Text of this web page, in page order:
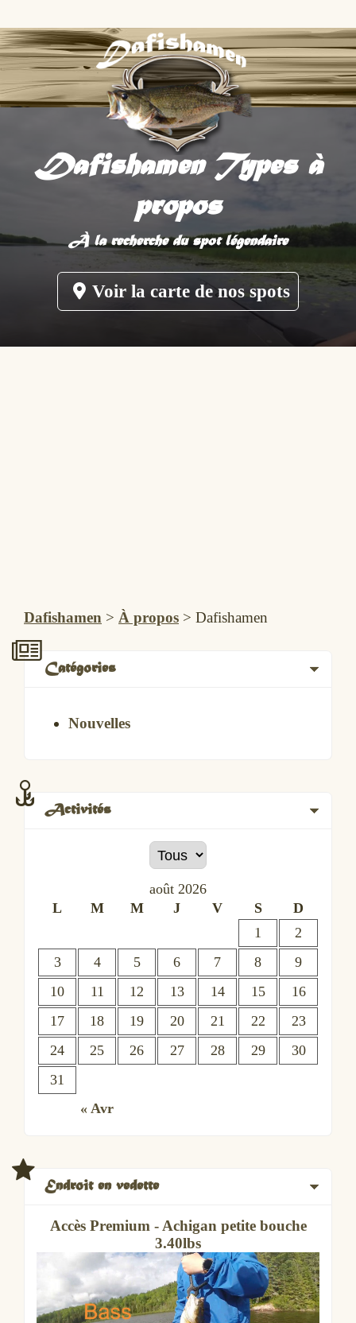
Dafishamen Types à
propos
À la recherche du spot légendaire
Voir la carte de nos spots
Dafishamen > À propos > Dafishamen
Catégories
Nouvelles
Activités
août 2026
L
M M J V S D
« Avr
1
2
3
4 5 6 7 8
9
10
11 12 13 14 15
16
17
18 19 20 21 22
23
24
25 26 27 28 29
30
31
Endroit en vedette
Accès Premium - Achigan petite bouche
3.40lbs